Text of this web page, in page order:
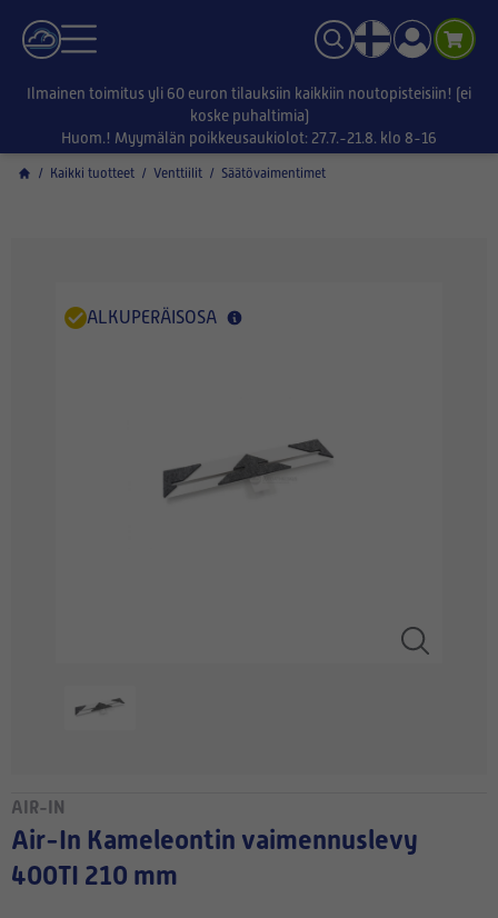
Ilmainen toimitus yli 60 euron tilauksiin kaikkiin noutopisteisiin! (ei
koske puhaltimia)
Huom.! Myymälän poikkeusaukiolot: 27.7.-21.8. klo 8-16
/ Kaikki tuotteet / Venttiilit / Säätövaimentimet
ALKUPERÄISOSA
AIR-IN
Air-In Kameleontin vaimennuslevy
400TI 210 mm